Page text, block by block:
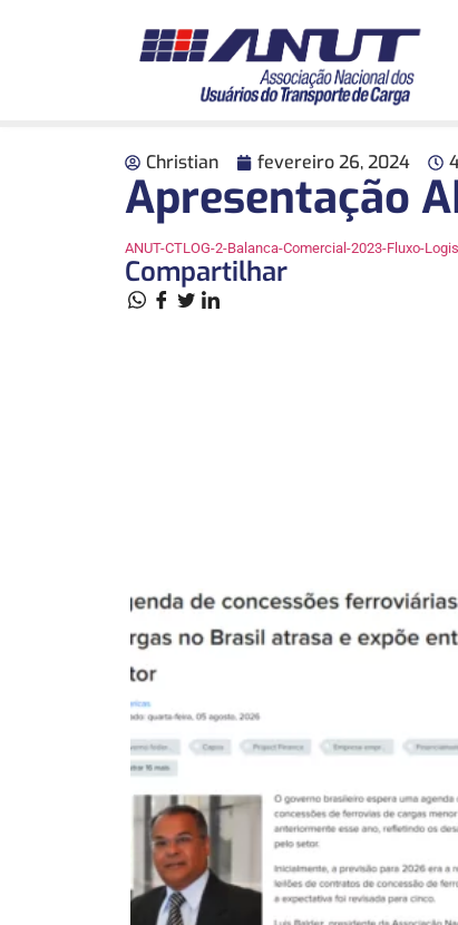
Christian fevereiro 26, 2024
Apresentação
ANUT-CTLOG-2-Balanca-Comercial-2023-Fluxo-
Compartilhar